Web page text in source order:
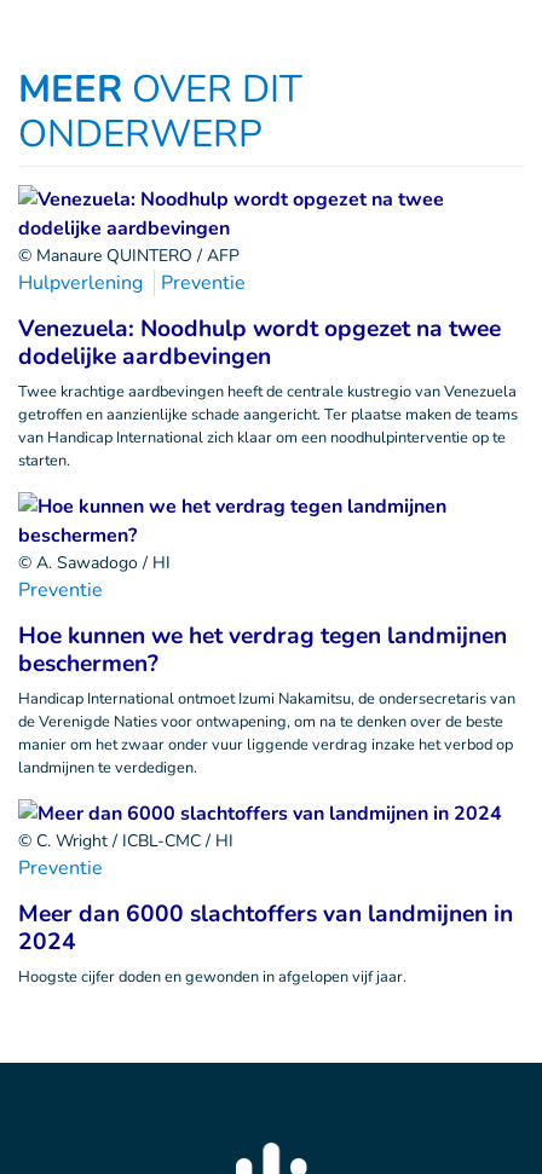
MEER OVER DIT
ONDERWERP
© Manaure QUINTERO / AFP
Hulpverlening Preventie
Venezuela: Noodhulp wordt opgezet na twee
dodelijke aardbevingen
Twee krachtige aardbevingen heeft de centrale kustregio van Venezuela
getroffen en aanzienlijke schade aangericht. Ter plaatse maken de teams
van Handicap International zich klaar om een noodhulpinterventie op te
starten.
© A. Sawadogo / HI
Preventie
Hoe kunnen we het verdrag tegen landmijnen
beschermen?
Handicap International ontmoet Izumi Nakamitsu, de ondersecretaris van
de Verenigde Naties voor ontwapening, om na te denken over de beste
manier om het zwaar onder vuur liggende verdrag inzake het verbod op
landmijnen te verdedigen.
© C. Wright / ICBL-CMC / HI
Preventie
Meer dan 6000 slachtoffers van landmijnen in
2024
Hoogste cijfer doden en gewonden in afgelopen vijf jaar.